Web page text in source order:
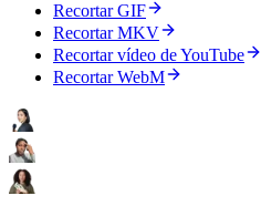
Recortar GIF
Recortar MKV
Recortar vídeo de YouTube
Recortar WebM